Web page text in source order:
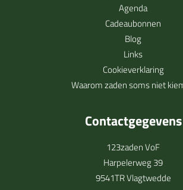
Agenda
Cadeaubonnen
Blog
Links
Cookieverklaring
Waarom zaden soms niet
Contactgegevens
123zaden VoF
Harpelerweg 39
9541TR Vlagtwedde